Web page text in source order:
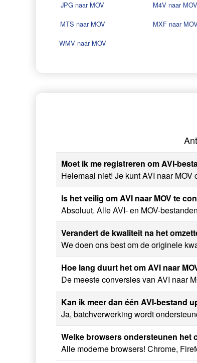
JPG naar MOV
M4V naar MOV
MTS naar MOV
MXF naar MOV
WMV naar MOV
Moet ik me registreren om AVI-
Helemaal niet! Je kunt AVI naar
Is het veilig om AVI naar MOV te
Absoluut. Alle AVI- en MOV-
Verandert de kwaliteit na het
We doen ons best om de originele
Hoe lang duurt het om AVI naar
De meeste conversies van AVI naar
Kan ik meer dan één AVI-bestand
Ja, batchverwerking wordt
Welke browsers ondersteunen het
Alle moderne browsers! Chrome,